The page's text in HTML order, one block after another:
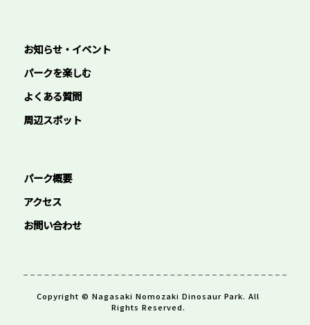
お知らせ・イベント
パークを楽しむ
よくある質問
周辺スポット
パーク概要
アクセス
お問い合わせ
Copyright © Nagasaki Nomozaki Dinosaur Park. All
Rights Reserved.